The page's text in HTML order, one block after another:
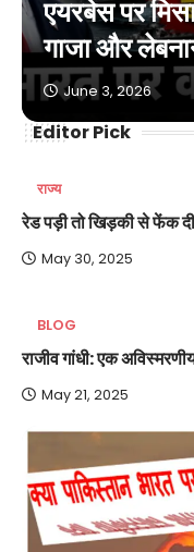
एयरबेस पर
गाजा और
June 3, 2026
Editor Pick
राज्य
रेड पड़ी तो खिड़की से फेंक
May 30, 2025
BLOG
राजीव गांधी: एक
May 21, 2025